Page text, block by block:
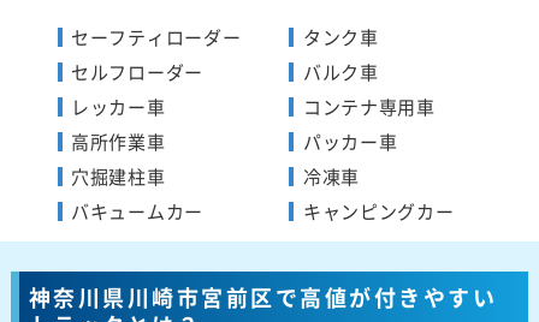
セーフティローダー
セルフローダー
レッカー車
高所作業車
穴掘建柱車
バキュームカー
タンク車
バルク車
コンテナ専用車
パッカー車
冷凍車
キャンピングカー
神奈川県川崎市宮前区で高値が付きやすい